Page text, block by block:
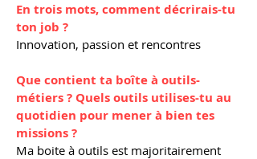
En trois mots, comment décrirais-tu
ton job ?
Innovation, passion et rencontres
Que contient ta boîte à outils-
métiers ? Quels outils utilises-tu au
quotidien pour mener à bien tes
missions ?
Ma boite à outils est majoritairement